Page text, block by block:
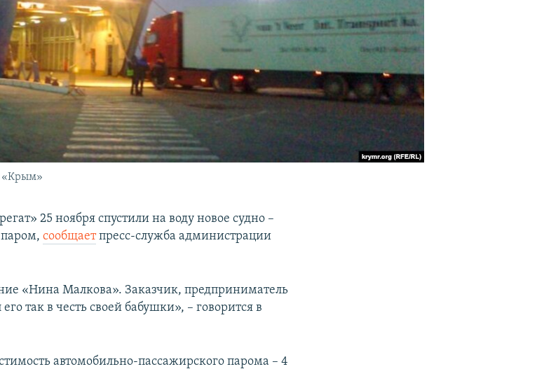
«Крым»
25 ноября спустили на воду новое судно –
паром,сообщаетпресс-служба администрации
«Нина Малкова». Заказчик, предприниматель
так в честь своей бабушки», – говорится в
автомобильно-пассажирского парома – 4